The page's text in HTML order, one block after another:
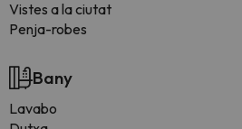
Vistes a la ciutat
Penja-robes
Bany
Lavabo